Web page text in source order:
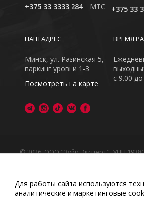
+375 33 3333 284
MTC
+375 33
ВРЕМЯ
с 9.00
НАШ АДРЕС
Минск, ул. Разинская 5,
паркинг уровни 1-3
Посмотреть на карте
© 2026, ООО "Зубр Эксперт", УНП
Обращаем Ваше внимание на то, что
сайт носит исключительно
Любое использование либо
Для работы сайта используются
аналитические и маркетинговые